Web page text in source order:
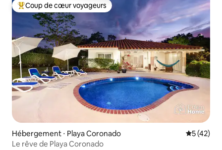
Coups de cœur voyageurs les plus appréciés
Coup de cœur voyageurs
Hébergement ⋅ Playa Coronado
5 (42)
Le rêve de Playa Coronado